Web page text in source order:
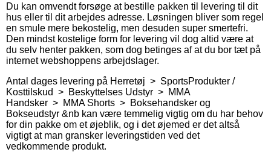
Du kan omvendt forsøge at bestille pakken til levering til dit
hus eller til dit arbejdes adresse. Løsningen bliver som regel
en smule mere bekostelig, men desuden super smertefri.
Den mindst kostelige form for levering vil dog altid være at
du selv henter pakken, som dog betinges af at du bor tæt på
internet webshoppens arbejdslager.
Antal dages levering på Herretøj > SportsProdukter /
Kosttilskud > Beskyttelses Udstyr > MMA
Handsker > MMA Shorts > Boksehandsker og
Bokseudstyr &nb kan være temmelig vigtig om du har behov
for din pakke om et øjeblik, og i det øjemed er det altså
vigtigt at man gransker leveringstiden ved det
vedkommende produkt.